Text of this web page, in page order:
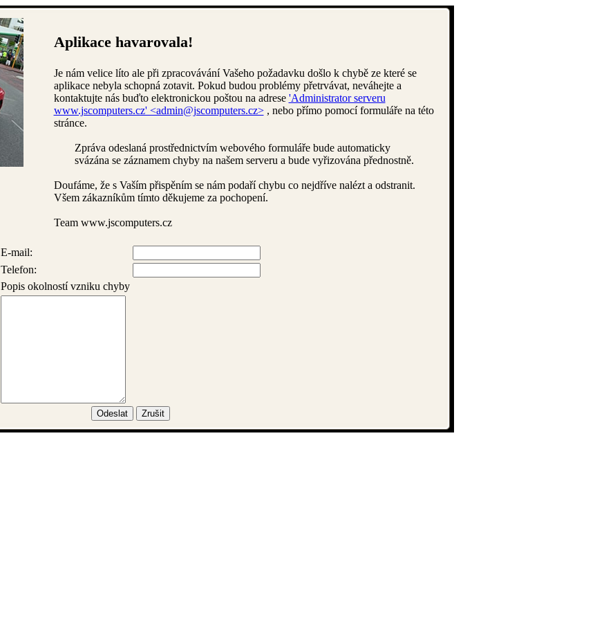
Aplikace havarovala!
Je nám velice líto ale při zpracovávání Vašeho požadavku došlo k chybě ze které se
aplikace nebyla schopná zotavit. Pokud budou problémy přetrvávat, neváhejte a
kontaktujte nás buďto elektronickou poštou na adrese 'Administrator serveru
www.jscomputers.cz' <admin@jscomputers.cz>, nebo přímo pomocí formuláře na této
stránce.
Zpráva odeslaná prostřednictvím webového formuláře bude automaticky
svázána se záznamem chyby na našem serveru a bude vyřizována přednostně.
Doufáme, že s Vaším přispěním se nám podaří chybu co nejdříve nalézt a odstranit.
Všem zákazníkům tímto děkujeme za pochopení.
Team www.jscomputers.cz
E-mail:
Telefon:
Popis okolností vzniku chyby